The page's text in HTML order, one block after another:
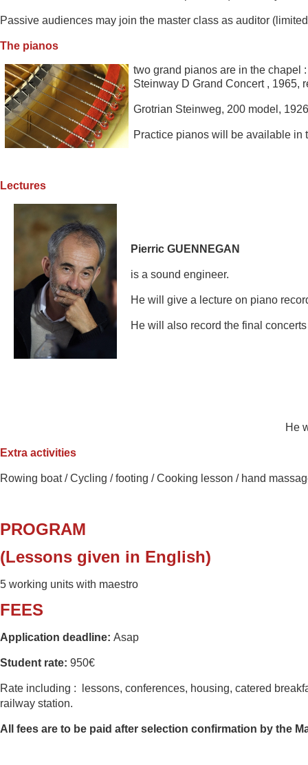
Passive audiences may join the master class as auditor
The pianos
two grand pianos are in the chapel
Steinway D Grand Concert , 1965,
Grotrian Steinweg, 200 model,
Practice pianos will be available in
Lectures
Pierric GUENNEGAN
is a sound engineer.
He will give a lecture on piano
He will also record the final
He
Extra activities
Rowing boat /Cycling / footing / Cooking lesson / hand
PROGRAM
(Lessons given in English)
5 working units with maestro
FEES
Application deadline: Asap
Student rate: 950€
Rate including : lessons, conferences, housing, catered
railway station.
All fees are to be paid after selection confirmation by the